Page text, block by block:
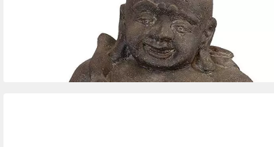
Steinmönch für Haus und Garten, wetterfest
lieferbar - in 6-8 Werktagen bei dir